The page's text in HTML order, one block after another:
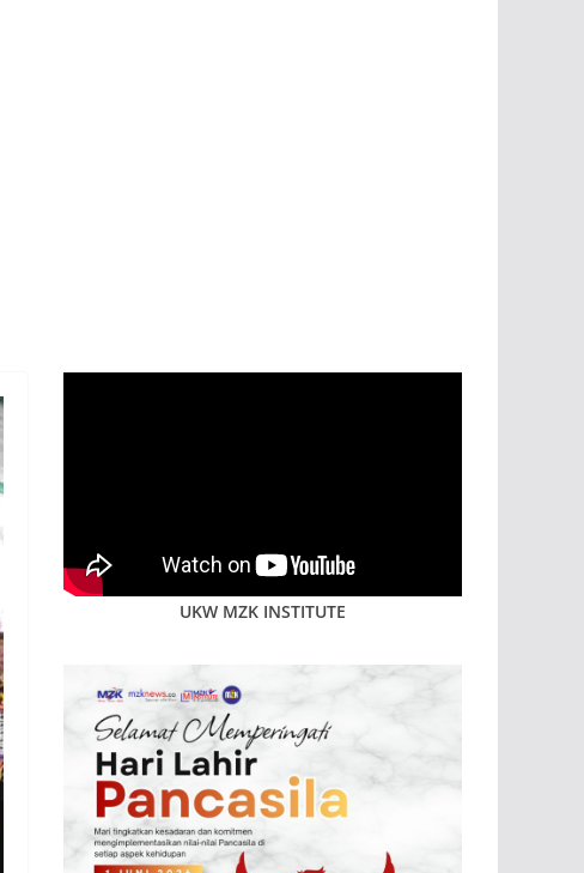
UKW MZK INSTITUTE